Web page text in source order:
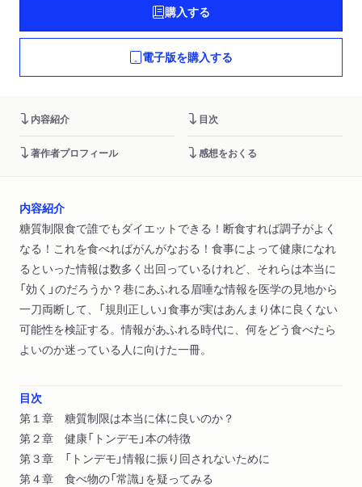
購入する
電子版を購入する
内容紹介 目次
著作者プロフィール 感想をおくる
内容紹介
糖質制限食で誰でもダイエットできる！断食すれば調子がよく
なる！これを食べればがんがなおる！食事によって健康になれ
るといった情報は数多く出回っているけれど、それらは本当に
「効く」のだろうか？巷にあふれる眉唾な情報を医学の見地から
一刀両断して、「規則正しい」食事が実はあんまり体に良くない
可能性を検証する。情報があふれる時代に、何をどう食べたら
よいのか迷っている人に向けた一冊。
目次
第１章 糖質制限は本当に体に良いのか？
第２章 健康「トンデモ」本の特徴
第３章 「トンデモ」情報に振り回されないために
第４章 食べ物の「常識」を疑ってみる